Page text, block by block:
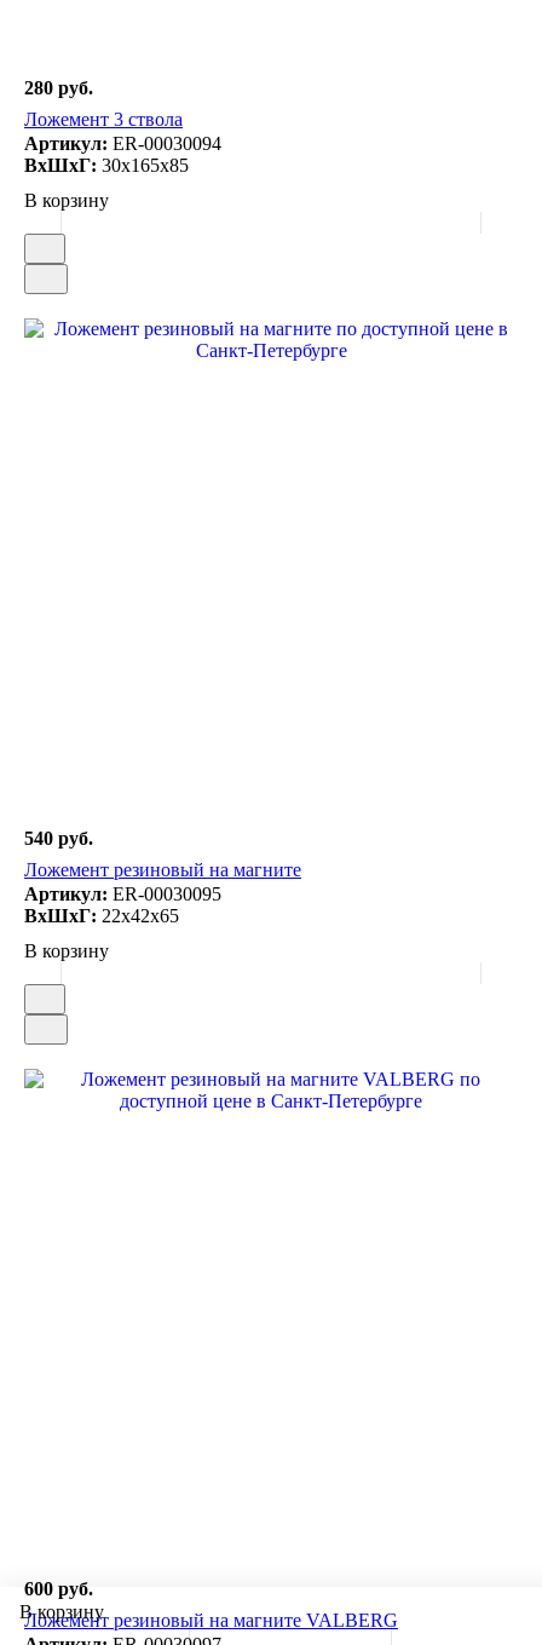
В корзину
280 руб.
Ложемент 3 ствола
Артикул: ER-00030094
ВxШxГ: 30x165x85
В корзину
540 руб.
Ложемент резиновый на магните
Артикул: ER-00030095
ВxШxГ: 22x42x65
В корзину
600 руб.
Ложемент резиновый на магните VALBERG